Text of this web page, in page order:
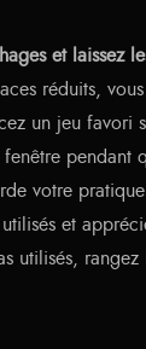
et laissez
réduits,
un jeu favori
pendant
votre
et
utilisés, rangez